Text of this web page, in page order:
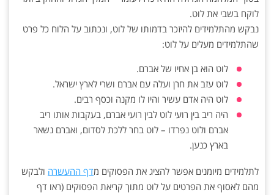
לוקח בשבי את לוט.
נבקש מהתלמידים להיזכר בדמותו של לוט, ונכתוב על הלוח כל פרט
שהתלמידים מעלים על לוט:
לוט הוא בן אחיו של אברם.
לוט עזב את חרן ועלה עם אברם ושרי לארץ ישראל.
לוט היה אדם עשיר והיו לו מקנה וכסף רבים.
היה ריב בין רועי לוט לבין רועי אברם, בעקבות אותו ריב
אברם ולוט נפרדו – לוט בחר ללכת לסדום, ואברם נשאר
בארץ כנען.
לתלמידים מיומנים אפשר להציג את הפסוקים מדף ההעשרה ולבקש
מהם לאסוף את הפרטים על לוט מתוך קריאת הפסוקים (ראו דף